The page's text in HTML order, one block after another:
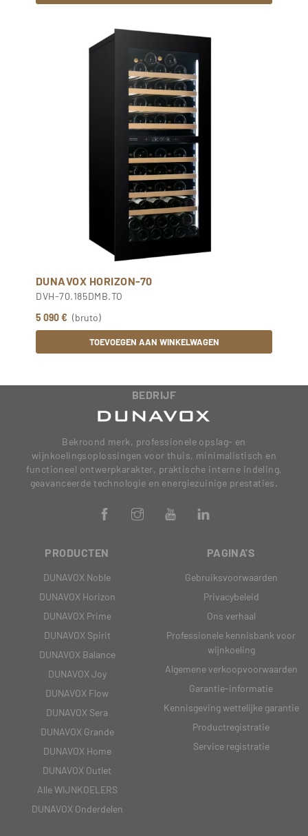
DUNAVOX HORIZON-70
DVH-70.185DMB.TO
5 090 € (bruto)
TOEVOEGEN AAN WINKELWAGEN
BEDRIJF
Bekroond merk, professionele opslag- en
wijnkoelingsoplossingen voor thuis, minimalistisch en
functioneel ontwerpkarakter, praktische interne indeling,
geavanceerde technologie en energiezuinige prestaties.
PRODUCTEN
DUNAVOX Noble
DUNAVOX Horizon
DUNAVOX Prime
DUNAVOX Spirit
DUNAVOX Balance
DUNAVOX Joy
DUNAVOX Flow
DUNAVOX Sera
DUNAVOX Grande
DUNAVOX Home
DUNAVOX Outlet
Alle WIJNKOELERS
DUNAVOX Onderdelen
PAGINA'S
Gebruiksvoorwaarden
Privacybeleid
Ons verhaal
Professionele kennisbank voor
wijnkoeling
Algemene verkoopvoorwaarden
Garantie-informatie
Kennisgeving wettelijke garantie
Productregistratie
Service registratie